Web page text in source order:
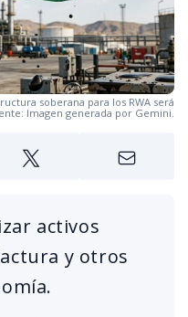
soberana para los RWA será
Imagen generada por Gemini.
activos
y otros